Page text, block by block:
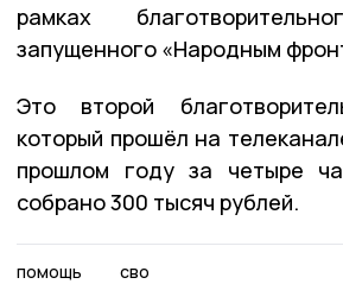
рамках
запущенного «Народным
Это второй
который прошёл на
прошлом году за четыре
собрано 300 тысяч рублей.
помощь сво